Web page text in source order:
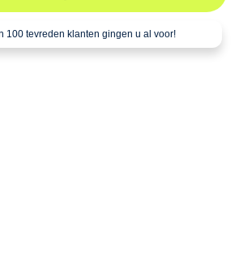
100 tevreden klanten gingen u al voor!